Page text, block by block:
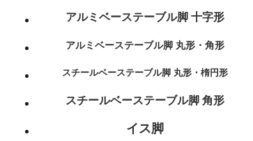
アルミベーステーブル脚 十字形
アルミベーステーブル脚 丸形・角形
スチールベーステーブル脚 丸形・楕円形
スチールベーステーブル脚 角形
イス脚